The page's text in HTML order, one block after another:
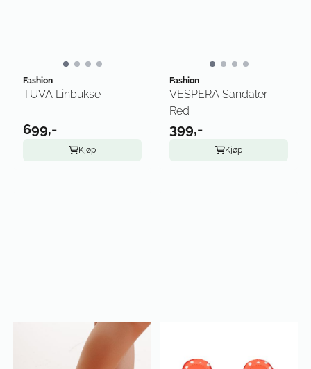
Fashion
TUVA Linbukse
699,-
Kjøp
Fashion
VESPERA Sandaler
Red
399,-
Kjøp